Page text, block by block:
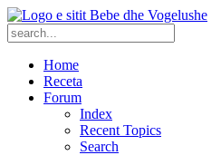
Home
Receta
Forum
Index
Recent Topics
Search